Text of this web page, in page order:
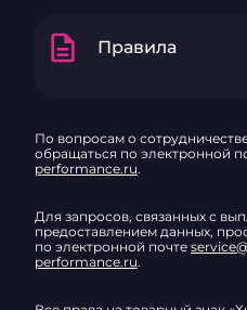
description Правила
По вопросам о
обращаться по электронной
performance.ru.
Для запросов, связанных с
предоставлением данных,
по электронной почте
performance.ru.